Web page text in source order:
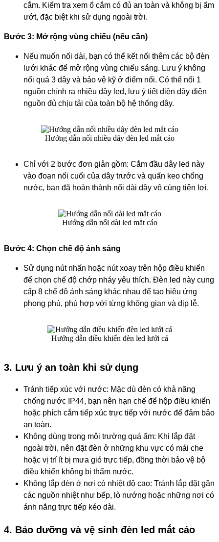
cắm. Kiểm tra xem ổ cắm có đủ an toàn và không bị ẩm
ướt, đặc biệt khi sử dụng ngoài trời.
Bước 3: Mở rộng vùng chiếu (nếu cần)
Nếu muốn nối dài, bạn có thể kết nối thêm các bộ đèn
lưới khác để mở rộng vùng chiếu sáng. Lưu ý không
nối quá 3 dây và bảo vệ kỹ ở điểm nối. Có thể nối 1
nguồn chính ra nhiều dây led, lưu ý tiết diện dây điện
nguồn đủ chịu tải của toàn bộ hệ thống dây.
Hướng dẫn nối nhiều dây đèn led mắt cáo
Chỉ với 2 bước đơn giản gồm: Cắm đầu dây led này
vào đoạn nối cuối của dây trước và quấn keo chống
nước, bạn đã hoàn thành nối dài dây vô cùng tiện lợi.
Hướng dẫn nối dài led mắt cáo
Bước 4: Chọn chế độ ánh sáng
Sử dụng nút nhấn hoặc nút xoay trên hộp điều khiển
để chọn chế độ chớp nháy yêu thích. Đèn led này cung
cấp 8 chế độ ánh sáng khác nhau để tạo hiệu ứng
phong phú, phù hợp với từng không gian và dịp lễ.
Hướng dẫn điều khiển đèn led lưới cá
3. Lưu ý an toàn khi sử dụng
Tránh tiếp xúc với nước: Mặc dù đèn có khả năng
chống nước IP44, bạn nên hạn chế để hộp điều khiển
hoặc phích cắm tiếp xúc trực tiếp với nước để đảm bảo
an toàn.
Không dùng trong môi trường quá ẩm: Khi lắp đặt
ngoài trời, nên đặt đèn ở những khu vực có mái che
hoặc vị trí ít bị mưa gió trực tiếp, đồng thời bảo vệ bộ
điều khiển không bị thấm nước.
Không lắp đèn ở nơi có nhiệt độ cao: Tránh lắp đặt gần
các nguồn nhiệt như bếp, lò nướng hoặc những nơi có
ánh nắng trực tiếp kéo dài.
4. Bảo dưỡng và vệ sinh đèn led mắt cáo